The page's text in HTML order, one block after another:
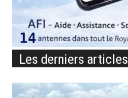
Les derniers articles